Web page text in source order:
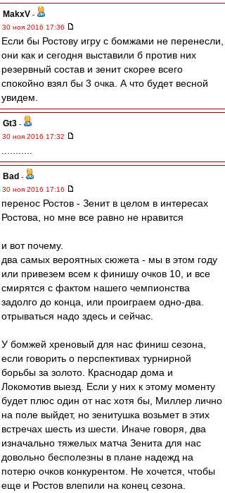
MakxV -
30 ноя 2016 17:36
Если бы Ростову игру с бомжами не перенесли,
они как и сегодня выставили б против них
резервный состав и зенит скорее всего
спокойно взял бы 3 очка. А что будет весной
увидем.
Gt3 -
30 ноя 2016 17:32
Bad -
30 ноя 2016 17:16
перенос Ростов - Зенит в целом в интересах
Ростова, но мне все равно не нравится
и вот почему.
два самых вероятных сюжета - мы в этом году
или привезем всем к финишу очков 10, и все
смирятся с фактом нашего чемпионства
задолго до конца, или проиграем одно-два.
отрываться надо здесь и сейчас.
У бомжей хреновый для нас финиш сезона,
если говорить о перспективах турнирной
борьбы за золото. Краснодар дома и
Локомотив выезд. Если у них к этому моменту
будет плюс один от нас хотя бы, Миллер лично
на поле выйдет, но зенитушка возьмет в этих
встречах шесть из шести. Иначе говоря, два
изначально тяжелых матча Зенита для нас
довольно бесполезны в плане надежд на
потерю очков конкурентом. Не хочется, чтобы
еще и Ростов влепили на конец сезона.